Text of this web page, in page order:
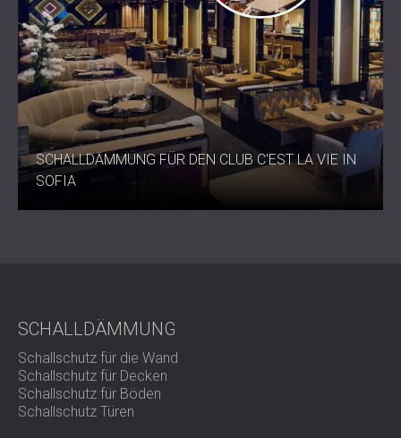
SCHALLDÄMMUNG FÜR DEN CLUB C'EST LA VIE IN
SOFIA
SCHALLDÄMMUNG
Schallschutz für die Wand
Schallschutz für Decken
Schallschutz für Böden
Schallschutz Türen